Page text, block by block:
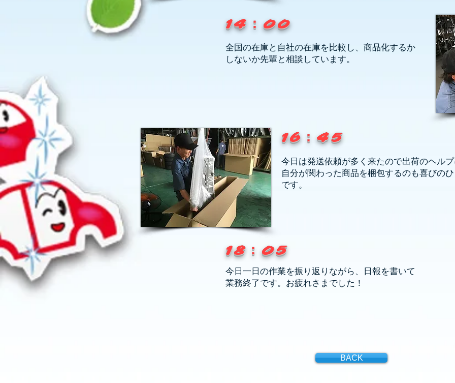
14：00
​全国の在庫と自社の在庫を比較し、商品化するか
しないか先輩と相談しています。
16：45
今日は発送依頼が多く来たので出荷のヘル
自分が関わった商品を梱包するのも喜びの
です。
18：05
今日一日の作業を振り返りながら、日報を書いて
業務終了です。お疲れさまでした！
BACK